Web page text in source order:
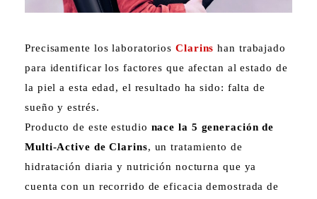
Precisamente los laboratorios Clarins han trabajado
para identificar los factores que afectan al estado de
la piel a esta edad, el resultado ha sido: falta de
sueño y estrés.
Producto de este estudio nace la 5 generación de
Multi-Active de Clarins, un tratamiento de
hidratación diaria y nutrición nocturna que ya
cuenta con un recorrido de eficacia demostrada de